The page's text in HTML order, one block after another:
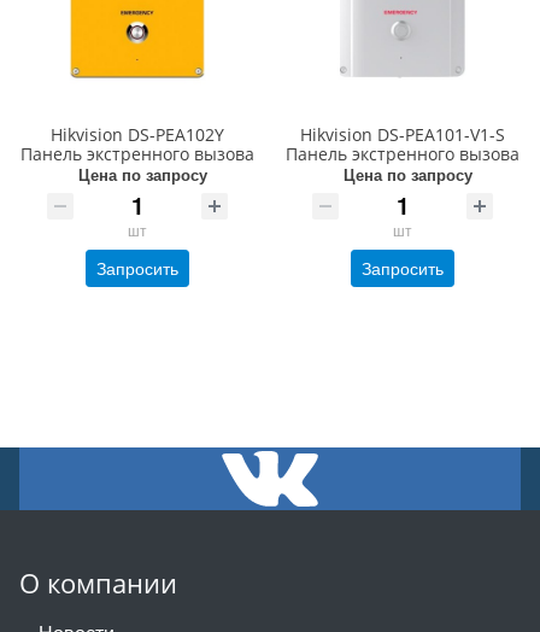
Hikvision DS-PEA102Y
Панель экстренного вызова
Цена по запросу
шт
Запросить
Hikvision DS-PEA101-V1-S
Панель экстренного вызова
Цена по запросу
шт
Запросить
О компании